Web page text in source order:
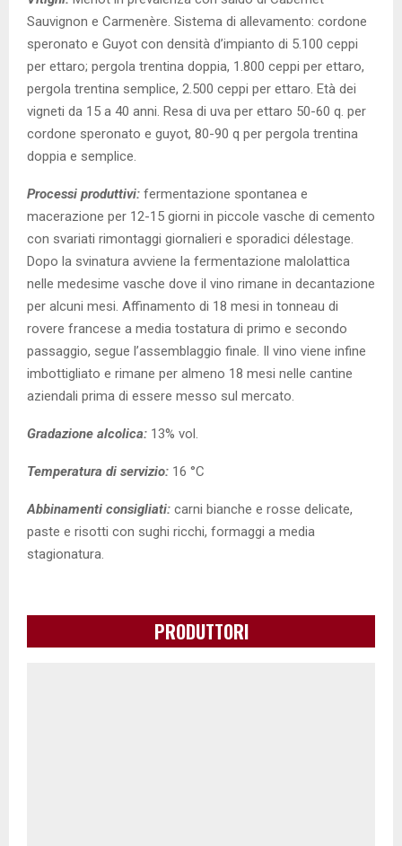
Sauvignon e Carmenère. Sistema di allevamento: cordone
speronato e Guyot con densità d’impianto di 5.100 ceppi
per ettaro; pergola trentina doppia, 1.800 ceppi per ettaro,
pergola trentina semplice, 2.500 ceppi per ettaro. Età dei
vigneti da 15 a 40 anni. Resa di uva per ettaro 50-60 q. per
cordone speronato e guyot, 80-90 q per pergola trentina
doppia e semplice.
Processi produttivi: fermentazione spontanea e
macerazione per 12-15 giorni in piccole vasche di cemento
con svariati rimontaggi giornalieri e sporadici délestage.
Dopo la svinatura avviene la fermentazione malolattica
nelle medesime vasche dove il vino rimane in decantazione
per alcuni mesi. Affinamento di 18 mesi in tonneau di
rovere francese a media tostatura di primo e secondo
passaggio, segue l’assemblaggio finale. Il vino viene infine
imbottigliato e rimane per almeno 18 mesi nelle cantine
aziendali prima di essere messo sul mercato.
Gradazione alcolica: 13% vol.
Temperatura di servizio: 16 °C
Abbinamenti consigliati: carni bianche e rosse delicate,
paste e risotti con sughi ricchi, formaggi a media
stagionatura.
PRODUTTORI